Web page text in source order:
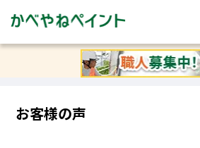
お客様の声»姫路市 築
壁塗装 スレート屋根塗装 ベラン
お客様の声